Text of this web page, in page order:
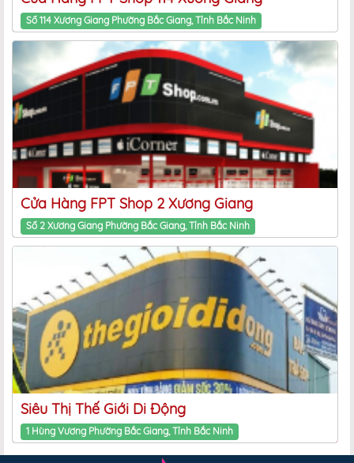
Số 114 Xương Giang Phường Bắc Giang, Tỉnh Bắc Ninh
Cửa Hàng FPT Shop 2 Xương Giang
Số 2 Xương Giang Phường Bắc Giang, Tỉnh Bắc Ninh
Siêu Thị Thế Giới Di Động
1 Hùng Vương Phường Bắc Giang, Tỉnh Bắc Ninh